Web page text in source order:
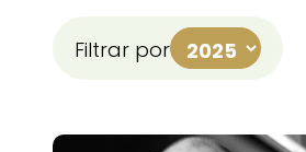
Filtrar por